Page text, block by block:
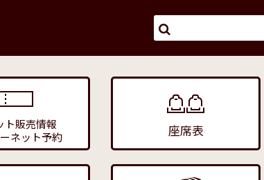
ト販売情報
ネット予約
座席表